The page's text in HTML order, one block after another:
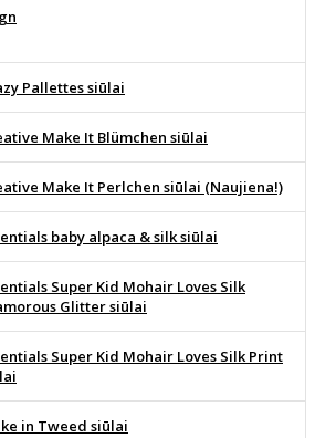
Pallettes siūlai
Make It Blümchen siūlai
Make It Perlchen siūlai (Naujiena!)
baby alpaca & silk siūlai
Super Kid Mohair Loves Silk
Glitter siūlai
Super Kid Mohair Loves Silk Print
in Tweed siūlai